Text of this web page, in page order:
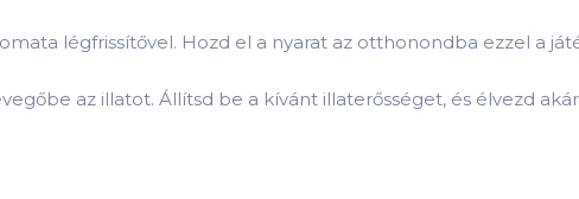
légfrissítővel. Hozd el a nyarat az otthonondba ezzel a
az illatot. Állítsd be a kívánt illaterősséget, és élvezd